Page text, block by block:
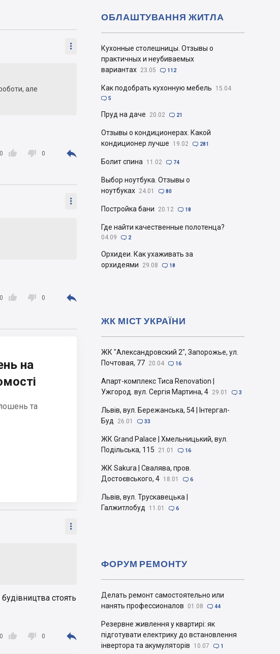

але

0  0 


0  0 

стоять

0  0 
на
та
Кухонные столешницы. Отзывы о
практичных и неубиваемых
вариантах 23.05  112
Как подобрать кухонную мебель 15.04
 5
Пруд на даче 20.02  21
Отзывы о кондиционерах. Какой
кондиционер лучше
19.02  281
Болит спина 11.02  74
Выбор ноутбука. Отзывы о
ноутбуках 24.01  80
Постройка бани 20.12  18
Где найти качественные полотенца?
04.09  2
Орхидеи. Как ухаживать за
орхидеями
29.08  18
ОБЛАШТУВАННЯ ЖИТЛА
ЖК "Александровский 2", Запорожье, ул.
Почтовая, 77 20.04  16
Апарт-комплекс Тиса Renovation |
Ужгород. вул. Сергія Мартина, 4 29.01  3
Львів, вул. Бережанська, 54 | Інтергал-
Буд
26.01  33
ЖК Grand Palace | Хмельницький, вул.
Подільська, 115
21.01  16
ЖК Sakura | Свалява, пров.
Достоєвського, 4 18.01  6
Львів, вул. Трускавецька |
Галжитлобуд
11.01  6
ЖК МІСТ УКРАЇНИ
Делать ремонт самостоятельно или
нанять профессионалов
01.08  44
Резервне живлення у квартирі: як
підготувати електрику до встановлення
інвертора та акумуляторів
10.07  1
ФОРУМ РЕМОНТУ